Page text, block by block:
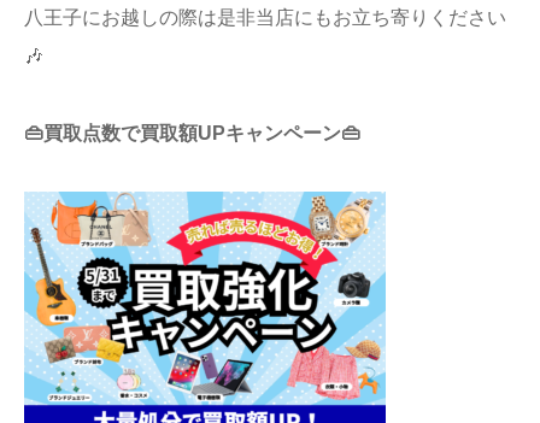
八王子にお越しの際は是非当店にもお立ち寄りください
🎶
👜買取点数で買取額UPキャンペーン👜